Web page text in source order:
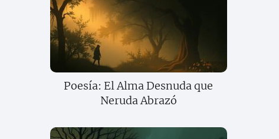
Poesía: El Alma Desnuda que
Neruda Abrazó